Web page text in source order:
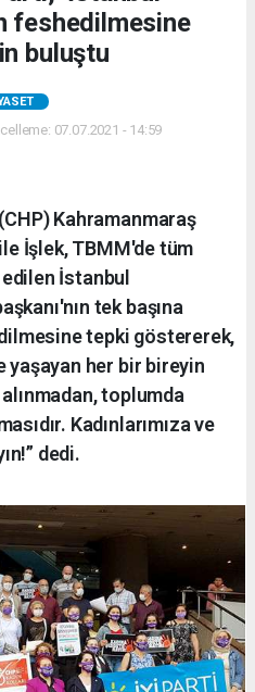
feshedilmesine
buluştu
07.07.2021 - 14:59
Kahramanmaraş
İşlek, TBMM'de tüm
İstanbul
tek başına
tepki göstererek,
yaşayan her bir bireyin
toplumda
Kadınlarımıza ve
dedi.